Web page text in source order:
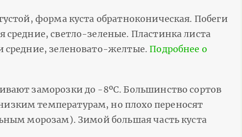
форма куста обратноконическая. Побеги
светло-зеленые. Пластинка листа
средние, зеленовато-желтые.Подробнее о
заморозки до -8ºС. Большинство сортов
температурам, но плохо переносят
морозам). Зимой большая часть куста